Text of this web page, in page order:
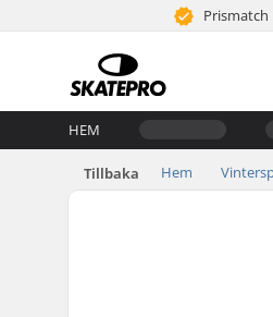
Prismatch
HEM
Tillbaka Hem